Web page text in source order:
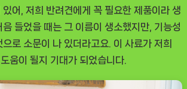
어, 저희 반려견에게 꼭 필요한 제품이라 생
들었을 때는 그 이름이 생소했지만, 기능성
로 소문이 나 있더라고요. 이 사료가 저희
움이 될지 기대가 되었습니다.